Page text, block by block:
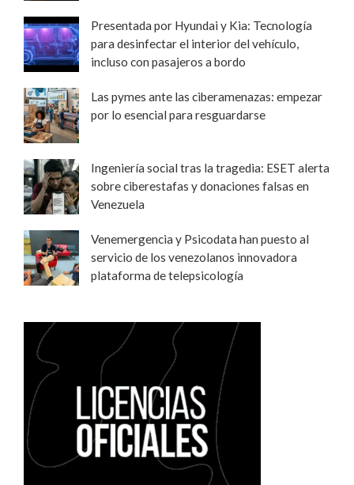
Presentada por Hyundai y Kia: Tecnología
para desinfectar el interior del vehículo,
incluso con pasajeros a bordo
Las pymes ante las ciberamenazas: empezar
por lo esencial para resguardarse
Ingeniería social tras la tragedia: ESET alerta
sobre ciberestafas y donaciones falsas en
Venezuela
Venemergencia y Psicodata han puesto al
servicio de los venezolanos innovadora
plataforma de telepsicología